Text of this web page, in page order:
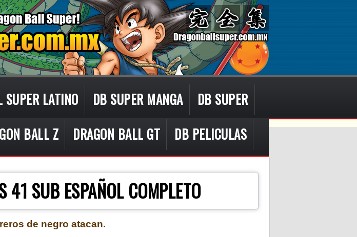
SUPER LATINO DB SUPER MANGA
DB SUPER
BALL Z DRAGON BALL GT
DB PELICULAS
DEBLOGGER.
41 SUB ESPAÑOL COMPLETO
de negro atacan.